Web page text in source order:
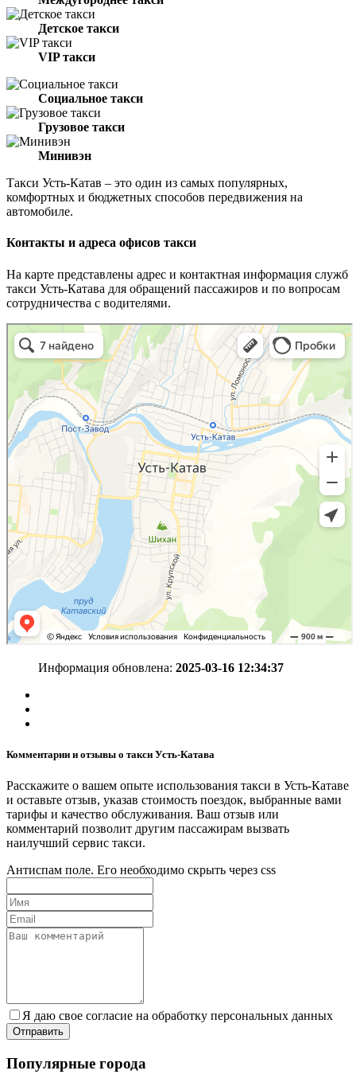
Детское такси
VIP такси
Социальное такси
Грузовое такси
Минивэн
Такси Усть-Катав – это один из самых популярных,
комфортных и бюджетных способов передвижения на
автомобиле.
Контакты и адреса офисов такси
На карте представлены адрес и контактная информация служб
такси Усть-Катава для обращений пассажиров и по вопросам
сотрудничества с водителями.
Информация обновлена: 2025-03-16 12:34:37
Комментарии и отзывы о такси Усть-Катава
Расскажите о вашем опыте использования такси в Усть-Катаве
и оставьте отзыв, указав стоимость поездок, выбранные вами
тарифы и качество обслуживания. Ваш отзыв или
комментарий позволит другим пассажирам вызвать
наилучший сервис такси.
Антиспам поле. Его необходимо скрыть через css
Я даю свое согласие на обработку персональных данных
Популярные города